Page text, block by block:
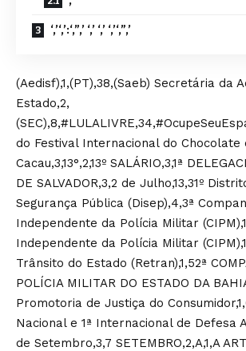
‘,’‘,’:‘,”,’ ‘,’ ‘,’ ‘,’‘,”,’
(Aedisf),1,(PT),38,(Saeb) Secretária da
Estado,2,
do Festival Internacional do Chocolate
Cacau,3,13°,2,13º SALÁRIO,3,1ª
DE SALVADOR,3,2 de Julho,13,31º
Segurança Pública (Disep),4,3ª
Independente da Polícia Militar
Independente da Polícia Militar
Trânsito do Estado (Retran),1,52ª
POLÍCIA MILITAR DO ESTADO DA
Promotoria de Justiça do
Nacional e 1ª Internacional de Defesa
de Setembro,3,7 SETEMBRO,2,A,1,A